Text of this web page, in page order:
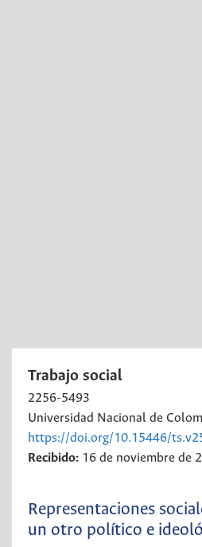
Trabajo social
2256-5493
Universidad Nacional de
https://doi.org/10.15446/
Recibido: 16 de noviembre de
Representaciones
un otro político e